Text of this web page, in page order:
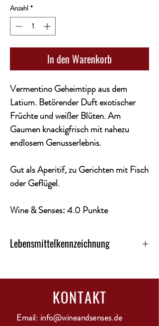
pro
1
Liter
Anzahl *
In den Warenkorb
Vermentino Geheimtipp aus dem
Latium. Betörender Duft exotischer
Früchte und weißer Blüten. Am
Gaumen knackigfrisch mit nahezu
endlosem Genusserlebnis.
Gut als Aperitif, zu Gerichten mit Fisch
oder Geflügel.
Wine & Senses: 4.0 Punkte
Lebensmittelkennzeichnung
Restsüsse 6,5 g/L
Gesamtsäure 5,5 g/L
Region: Lazio
KONTAKT
Email: info@wineandsenses.de